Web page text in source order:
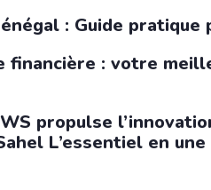
: Guide
financière : votre
propulse
L’essentiel en